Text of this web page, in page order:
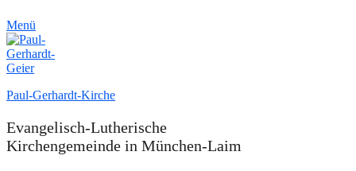
Menü
Paul-Gerhardt-Kirche
Evangelisch-Lutherische
Kirchengemeinde in München-Laim